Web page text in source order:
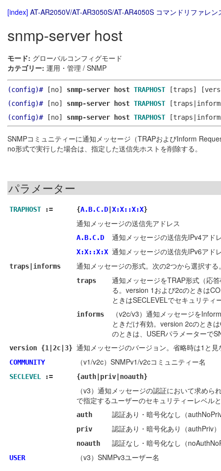
[index] AT-AR2050V/AT-AR3050S/AT-AR4050S コマンドリファレン
snmp-server host
モード: グローバルコンフィグモード
カテゴリー: 運用・管理 / SNMP
(config)#[no] snmp-server host TRAPHOST [traps]
(config)#[no] snmp-server host TRAPHOST
(config)#[no] snmp-server host TRAPHOST
SNMPコミュニティーに通知メッセージ（TRAPおよびInform
no形式で実行した場合は、指定した送信先ホストを削除する。
パラメーター
TRAPHOST := {A.B.C.D X:X::X:X}
通知メッセージの送信先アドレス
A.B.C.D 通知メッセージの送信先IPv4アド
X:X::X:X 通知メッセージの送信先IPv6アド
traps|informs 通知メッセージの形式。次の2つから選択す
traps
通知メッセージをTRAP形式（応
る。version 1および2cのときは
ときはSECLEVELでセキュリティ
informs
（v2c/v3）通知メッセージを
ときだけ有効。version 2cのとき
のときは、USERパラメーターで
version {1|2c|3} 通知メッセージのバージョン。省略時は1と見
COMMUNITY （v1/v2c）SNMPv1/v2cコミュニティー名
SECLEVEL := {auth|priv|noauth}
（v3）通知メッセージの認証において求め
で指定するユーザーのセキュリティーレベル
auth 認証あり・暗号化なし（
priv 認証あり・暗号化あり（authPriv）
noauth 認証なし・暗号化なし（
USER （v3）SNMPv3ユーザー名